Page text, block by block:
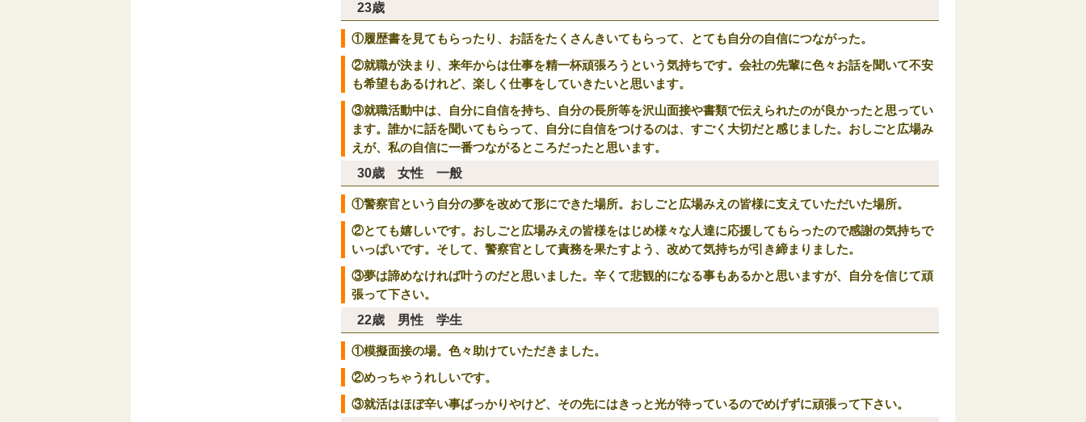
23歳
①履歴書を見てもらったり、お話をたくさんきいてもらって、とても自分の自信につながった。
②就職が決まり、来年からは仕事を精一杯頑張ろうという気持ちです。会社の先輩に色々お話を聞いて不安
も希望もあるけれど、楽しく仕事をしていきたいと思います。
③就職活動中は、自分に自信を持ち、自分の長所等を沢山面接や書類で伝えられたのが良かったと思ってい
ます。誰かに話を聞いてもらって、自分に自信をつけるのは、すごく大切だと感じました。おしごと広場み
えが、私の自信に一番つながるところだったと思います。
30歳 女性 一般
①警察官という自分の夢を改めて形にできた場所。おしごと広場みえの皆様に支えていただいた場所。
②とても嬉しいです。おしごと広場みえの皆様をはじめ様々な人達に応援してもらったので感謝の気持ちで
いっぱいです。そして、警察官として責務を果たすよう、改めて気持ちが引き締まりました。
③夢は諦めなければ叶うのだと思いました。辛くて悲観的になる事もあるかと思いますが、自分を信じて頑
張って下さい。
22歳 男性 学生
①模擬面接の場。色々助けていただきました。
②めっちゃうれしいです。
③就活はほぼ辛い事ばっかりやけど、その先にはきっと光が待っているのでめげずに頑張って下さい。